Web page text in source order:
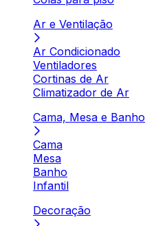
Ar e Ventilação
Ar Condicionado
Ventiladores
Cortinas de Ar
Climatizador de Ar
Cama, Mesa e Banho
Cama
Mesa
Banho
Infantil
Decoração